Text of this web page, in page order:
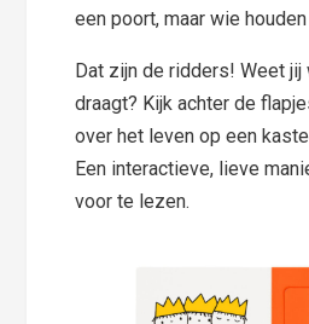
een poort, maar wie
Dat zijn de ridders! Weet jij
draagt? Kijk achter de
over het leven op een
Een interactieve, lieve
voor te lezen.